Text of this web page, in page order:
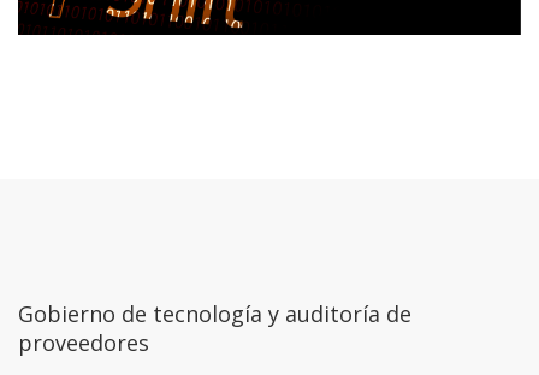
Gobierno de tecnología y auditoría de
proveedores